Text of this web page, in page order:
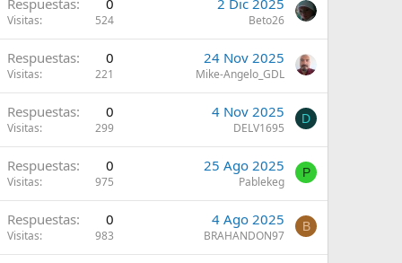
Respuestas 0
Visitas 524
2 Dic 2025
Beto26
Respuestas 0
Visitas 221
24 Nov 2025
Mike-Angelo_GDL
Respuestas 0
Visitas 299
4 Nov 2025
DELV1695
D
Respuestas 0
Visitas 975
25 Ago 2025
Pablekeg
P
Respuestas 0
Visitas 983
4 Ago 2025
BRAHANDON97
B